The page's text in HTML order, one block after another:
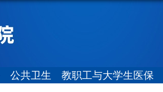
公共卫生 教职工与大学生医保